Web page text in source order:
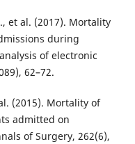
et al. (2017). Mortality
during
of electronic
62–72.
(2015). Mortality of
admitted on
of Surgery, 262(6),